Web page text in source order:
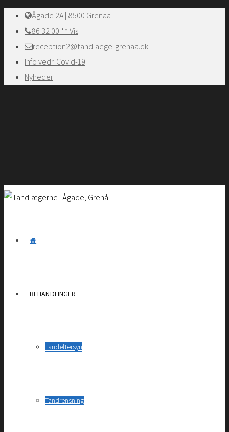
Ågade 2A | 8500 Grenaa
86 32 00 ** Vis
reception2@tandlaege-grenaa.dk
Info vedr. Covid-19
Nyheder
BEHANDLINGER
Tandeftersyn
Tandrensning